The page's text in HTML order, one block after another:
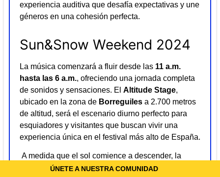
ÚNETE A NUESTRA COMUNIDAD
experiencia auditiva que desafía expectativas y une
géneros en una cohesión perfecta.
Sun&Snow Weekend 2024
La música comenzará a fluir desde las 11 a.m.
hasta las 6 a.m., ofreciendo una jornada completa
de sonidos y sensaciones. El Altitude Stage,
ubicado en la zona de Borreguiles a 2.700 metros
de altitud, será el escenario diurno perfecto para
esquiadores y visitantes que buscan vivir una
experiencia única en el festival más alto de España.
A medida que el sol comience a descender, la
acción se trasladará alIgloo StageyThe